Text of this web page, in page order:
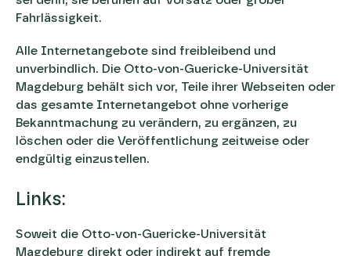
Fahrlässigkeit.
Alle Internetangebote sind freibleibend und
unverbindlich. Die Otto-von-Guericke-Universität
Magdeburg behält sich vor, Teile ihrer Webseiten oder
das gesamte Internetangebot ohne vorherige
Bekanntmachung zu verändern, zu ergänzen, zu
löschen oder die Veröffentlichung zeitweise oder
endgültig einzustellen.
Links:
Soweit die Otto-von-Guericke-Universität
Magdeburg direkt oder indirekt auf fremde